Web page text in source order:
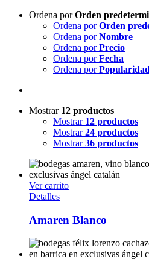
Ordena porOrden
Ordena porOrden
Ordena porNombre
Ordena porPrecio
Ordena porFecha
Ordena porPopularidad
Mostrar 12 productos
Mostrar 12 productos
Mostrar24 productos
Mostrar36 productos
Ver carrito
Detalles
Amaren Blanco